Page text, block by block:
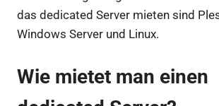
das dedicated Server mieten sind
Windows Server und Linux.
Wie mietet man einen